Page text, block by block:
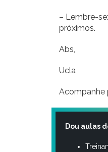
– Lembre-
próximos.
Abs,
Ucla
Acompanhe
Dou aulas